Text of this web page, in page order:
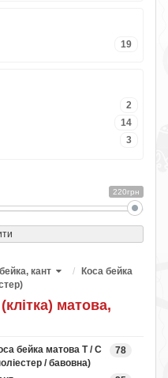
19
2
14
3
220грн
кант
Коса бейка
матова,
78
бейка матова Т / С
/ бавовна)